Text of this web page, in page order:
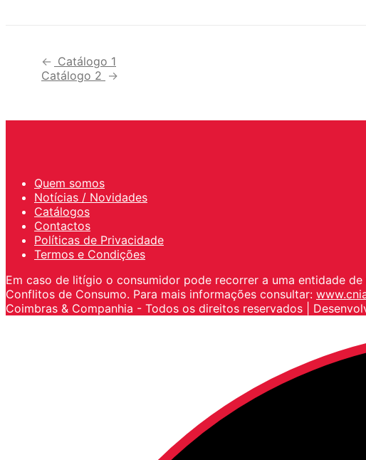
Catálogo 1
Catálogo 2
Quem somos
Notícias / Novidades
Catálogos
Contactos
Políticas de Privacidade
Termos e Condições
Em caso de litígio o consumidor pode recorrer a uma entidade
Conflitos de Consumo. Para mais informações consultar:
Coimbras & Companhia - Todos os direitos reservados |